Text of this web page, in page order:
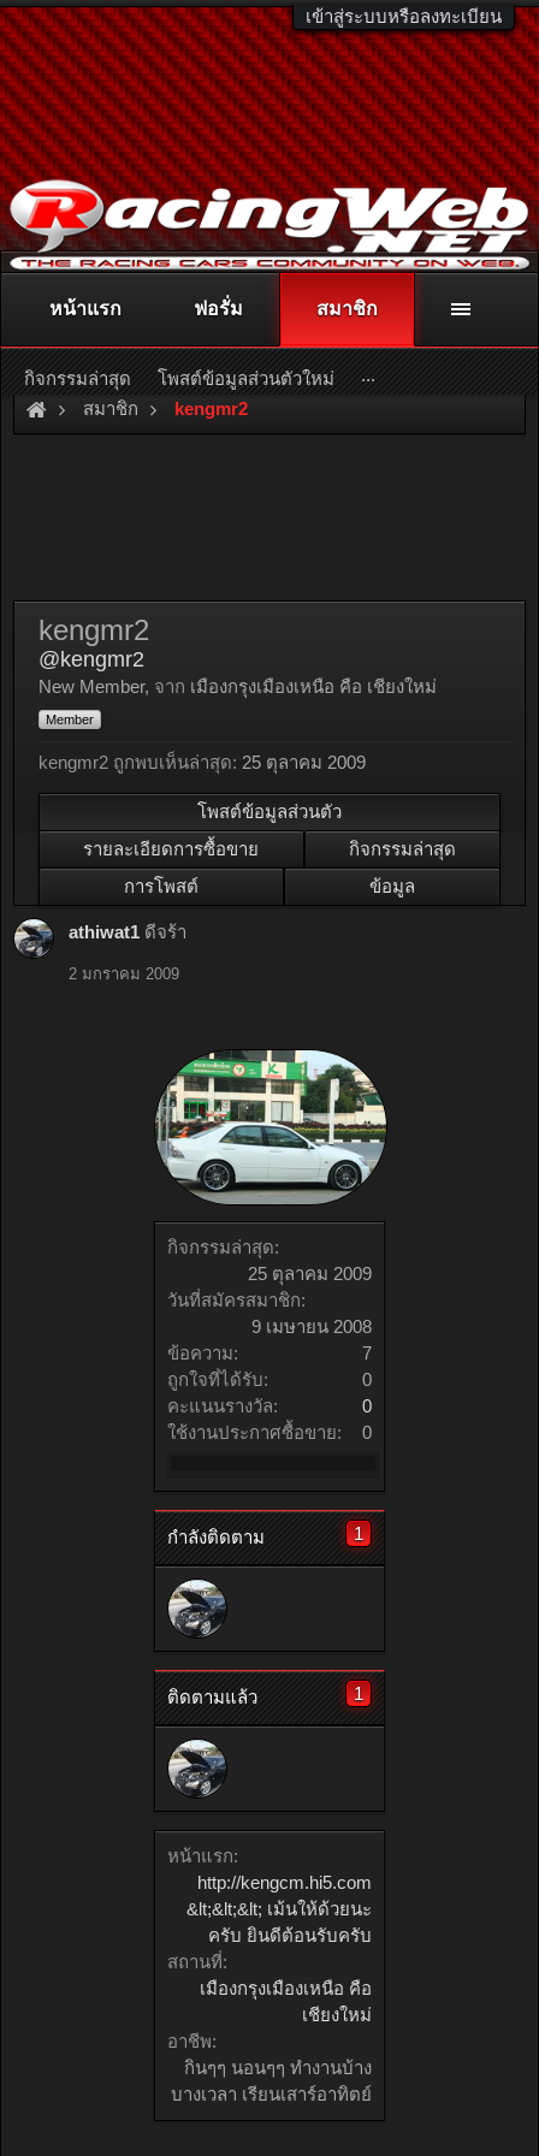
เข้าสู่ระบบหรือลงทะเบียน
ติดต่อลงโฆษณา racingweb@gmail.comหรือโทร. 081-811-1138
หรืออ่านรายละเอียดเพิ่มเติม คลิกที่นี่
สมาชิก kengmr2
กิจกรรมล่าสุด:
25 ตุลาคม 2009
วันที่สมัครสมาชิก:
9 เมษายน 2008
ข้อความ:
7
ถูกใจที่ได้รับ:
0
คะแนนรางวัล:
0
ใช้งานประกาศซื้อขาย:
0
กำลังติดตาม 1
ติดตามแล้ว 1
หน้าแรก:
http://kengcm.hi5.com
&lt;&lt;&lt; เม้นให้ด้วยนะ
ครับ ยินดีต้อนรับครับ
สถานที่:
เมืองกรุงเมืองเหนือ คือ
เชียงใหม่
อาชีพ:
กินๆๆ นอนๆๆ ทำงานบ้าง
บางเวลา เรียนเสาร์อาทิตย์
kengmr2
@kengmr2
New Member, จาก เมืองกรุงเมืองเหนือ คือ เชียงใหม่
Member
kengmr2 ถูกพบเห็นล่าสุด: 25 ตุลาคม 2009
โพสต์ข้อมูลส่วนตัว
รายละเอียดการซื้อขาย
กิจกรรมล่าสุด
การโพสต์
ข้อมูล
athiwat1 ดีจร้า
2 มกราคม 2009
หน้าแรก ฟอรั่ม สมาชิก
กิจกรรมล่าสุด โพสต์ข้อมูลส่วนตัวใหม่ ...